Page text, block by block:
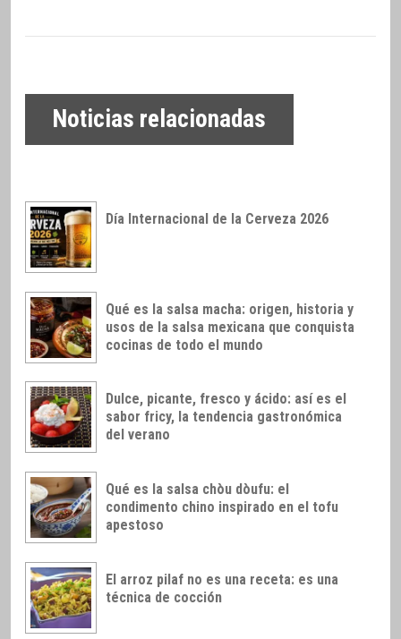
Noticias relacionadas
Día Internacional de la Cerveza 2026
Qué es la salsa macha: origen, historia y
usos de la salsa mexicana que conquista
cocinas de todo el mundo
Dulce, picante, fresco y ácido: así es el
sabor fricy, la tendencia gastronómica
del verano
Qué es la salsa chòu dòufu: el
condimento chino inspirado en el tofu
apestoso
El arroz pilaf no es una receta: es una
técnica de cocción